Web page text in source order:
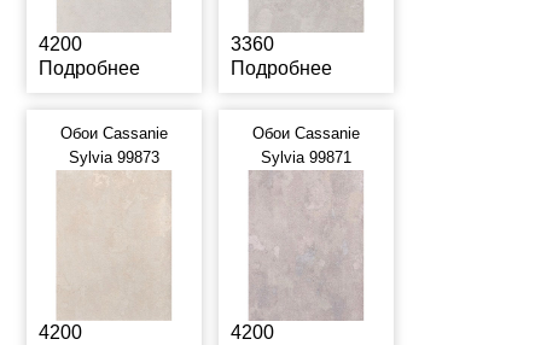
4200
Подробнее
3360
Подробнее
Обои Cassanie
Sylvia 99873
4200
Обои Cassanie
Sylvia 99871
4200